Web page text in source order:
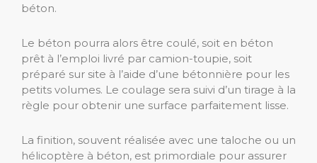
béton.
Le béton pourra alors être coulé, soit en béton
prêt à l’emploi livré par camion-toupie, soit
préparé sur site à l’aide d’une bétonnière pour les
petits volumes. Le coulage sera suivi d’un tirage à la
règle pour obtenir une surface parfaitement lisse.
La finition, souvent réalisée avec une taloche ou un
hélicoptère à béton, est primordiale pour assurer